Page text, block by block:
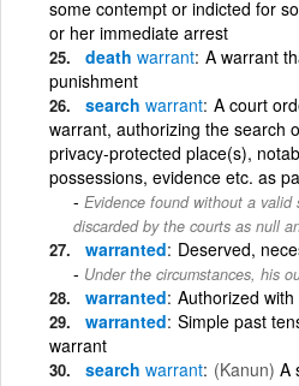
some contempt or indicted for
or her immediate arrest
death warrant A warrant
punishment
search warrant A court
warrant, authorizing the search
privacy-protected place(s),
possessions, evidence etc. as
Evidence found without a valid
discarded by the courts as null
warranted Deserved,
Under the circumstances, his
warranted Authorized
warranted Simple past
warrant
search warrant (Kanun) A